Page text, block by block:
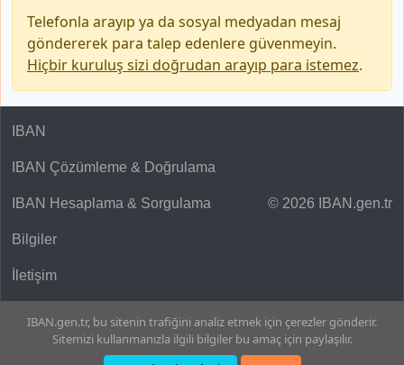
Telefonla arayıp ya da sosyal medyadan mesaj
göndererek para talep edenlere güvenmeyin.
Hiçbir kuruluş sizi doğrudan arayıp para istemez.
© 2026 IBAN.gen.tr
IBAN
IBAN Çözümleme & Doğrulama
IBAN Hesaplama & Sorgulama
Bilgiler
İletişim
IBAN.gen.tr, bu sitenin trafiğini analiz etmek için çerezler gönderir.
Sitemizi kullanmanızla ilgili bilgiler bu amaç için paylaşılır.